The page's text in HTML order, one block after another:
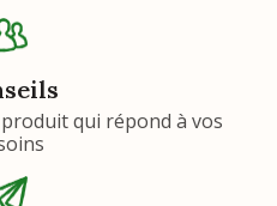
qui répond à vos